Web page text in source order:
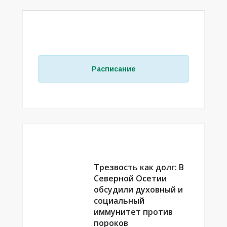
Расписание
Трезвость как долг: В
Северной Осетии
обсудили духовный и
социальный
иммунитет против
пороков